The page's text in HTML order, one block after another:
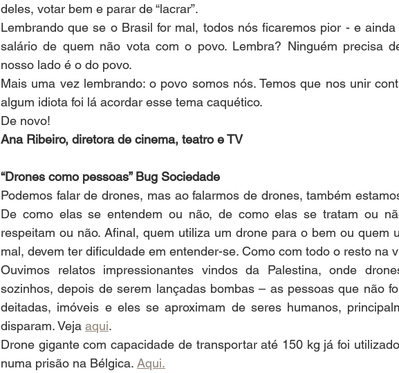
deles, votar bem e parar de “lacrar”.
Lembrando que se o Brasil for mal, todos nós ficaremos pior - e
salário de quem não vota com o povo. Lembra? Ninguém precisa
nosso lado é o do povo.
Mais uma vez lembrando: o povo somos nós. Temos que nos unir
algum idiota foi lá acordar esse tema caquético.
De novo!
Ana Ribeiro, diretora de cinema, teatro e TV
“Drones como pessoas” Bug Sociedade
Podemos falar de drones, mas ao falarmos de drones, também
De como elas se entendem ou não, de como elas se tratam ou
respeitam ou não. Afinal, quem utiliza um drone para o bem ou quem
mal, devem ter dificuldade em entender-se. Como com todo o resto na
Ouvimos relatos impressionantes vindos da Palestina, onde
sozinhos, depois de serem lançadas bombas – as pessoas que não
deitadas, imóveis e eles se aproximam de seres humanos,
disparam. Veja aqui.
Drone gigante com capacidade de transportar até 150 kg já foi
numa prisão na Bélgica. Aqui.